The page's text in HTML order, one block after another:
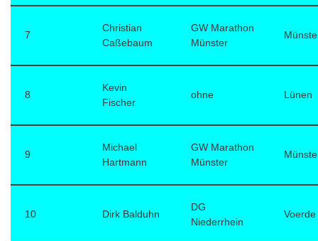
7
Christian
Caßebaum
GW Marathon
Münster
8
Kevin
Fischer
ohne Lünen
9
Michael
Hartmann
GW Marathon
Münster
10 Dirk Balduhn
DG
Niederrhein
Voerde